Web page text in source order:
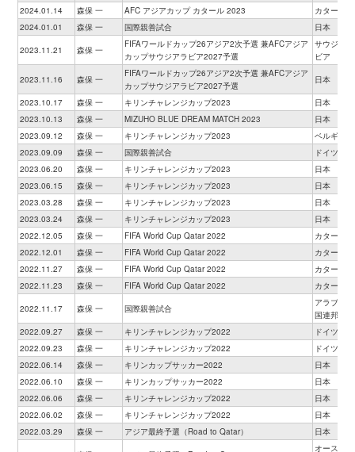
2024.01.14
森保 一 AFC アジアカップ カタール 2023
カタール
2024.01.01
森保 一 国際親善試合 日本
2023.11.21 森保 一
FIFAワールドカップ26アジア2次予選 兼AFCアジア
カップサウジアラビア2027予選
サウジアラ
ビア
2023.11.16 森保 一
FIFAワールドカップ26アジア2次予選 兼AFCアジア
カップサウジアラビア2027予選
日本
2023.10.17 森保 一 キリンチャレンジカップ2023
日本
2023.10.13
森保 一 MIZUHO BLUE DREAM MATCH 2023
日本
2023.09.12
森保 一 キリンチャレンジカップ2023
ベルギー
2023.09.09
森保 一 国際親善試合
ドイツ
2023.06.20
森保 一 キリンチャレンジカップ2023
日本
2023.06.15
森保 一 キリンチャレンジカップ2023
日本
2023.03.28
森保 一 キリンチャレンジカップ2023
日本
2023.03.24
森保 一 キリンチャレンジカップ2023
日本
2022.12.05
森保 一 FIFA World Cup Qatar 2022
カタール
2022.12.01
森保 一 FIFA World Cup Qatar 2022
カタール
2022.11.27
森保 一 FIFA World Cup Qatar 2022
カタール
2022.11.23
森保 一 FIFA World Cup Qatar 2022 カタール
2022.11.17 森保 一 国際親善試合
アラブ首長
国連邦
2022.09.27
森保 一 キリンチャレンジカップ2022
ドイツ
2022.09.23
森保 一 キリンチャレンジカップ2022
ドイツ
2022.06.14
森保 一 キリンカップサッカー2022
日本
2022.06.10
森保 一 キリンカップサッカー2022
日本
2022.06.06
森保 一 キリンチャレンジカップ2022
日本
2022.06.02
森保 一 キリンチャレンジカップ2022
日本
2022.03.29
森保 一 アジア最終予選（Road to Qatar） 日本
オーストラ